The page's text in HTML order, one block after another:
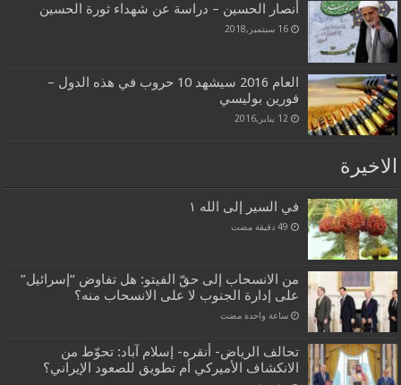
أنصار الحسين – دراسة عن شهداء ثورة الحسين
16 سبتمبر,2018
العام 2016 سيشهد 10 حروب في هذه الدول –
فورين بوليسي
12 يناير,2016
الاخيرة
في السير إلى الله ١
من الانسحاب إلى حقّ الفيتو: هل تفاوض “إسرائيل”
على إدارة الجنوب لا على الانسحاب منه؟
‏ساعة واحدة مضت
تحالف الرياض- أنقره- إسلام آباد: تحوّط من
الانكشاف الأميركي أم تطويق للصعود الإيراني؟